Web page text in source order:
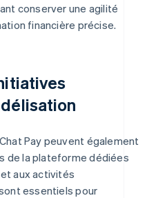
conserver une agilité
financière précise.
Pay peuvent également
de la plateforme dédiées
aux activités
essentiels pour